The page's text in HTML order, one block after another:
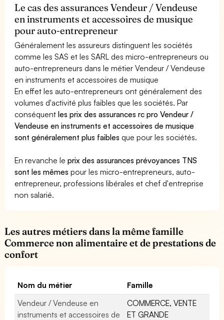
Le cas des assurances Vendeur / Vendeuse
en instruments et accessoires de musique
pour auto-entrepreneur
Généralement les assureurs distinguent les sociétés
comme les SAS et les SARL des micro-entrepreneurs ou
auto-entrepreneurs dans le métier Vendeur / Vendeuse
en instruments et accessoires de musique
En effet les auto-entrepreneurs ont généralement des
volumes d'activité plus faibles que les sociétés. Par
conséquentles prix des assurances rc pro Vendeur /
Vendeuse en instruments et accessoires de musique
sont généralement plus faibles que pour les sociétés.
En revanche leprix des assurances prévoyances TNS
sont les mêmes pour les micro-entrepreneurs, auto-
entrepreneur, professions libérales et chef d'entreprise
non salarié.
Les autres métiers dans la même famille
Commerce non alimentaire et de prestations de
confort
Nom du métier
Famille
Vendeur / Vendeuse en
instruments et accessoires de
COMMERCE, VENTE
ET GRANDE